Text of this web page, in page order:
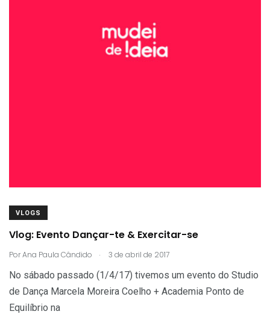
VLOGS
Vlog: Evento Dançar-te & Exercitar-se
PorAna Paula Cândido . 3 de abril de 2017
No sábado passado (1/4/17) tivemos um evento do Studio
de Dança Marcela Moreira Coelho + Academia Ponto de
Equilíbrio na